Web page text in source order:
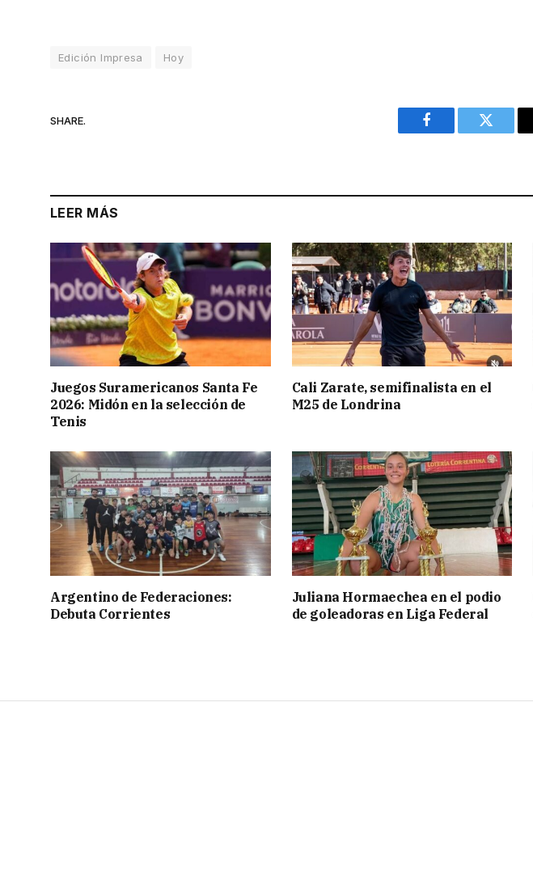
Edición Impresa Hoy
SHARE.
Facebook Twitter
LEER MÁS
Juegos Suramericanos Santa Fe
2026: Midón en la selección de
Tenis
Cali Zarate, semifinalista en el
M25 de Londrina
Argentino de Federaciones:
Debuta Corrientes
Juliana Hormaechea en el podio
de goleadoras en Liga Federal